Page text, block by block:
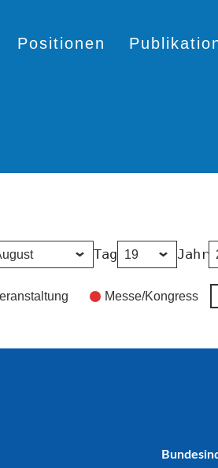
Positionen
Tag Jahr
Messe/Kongress